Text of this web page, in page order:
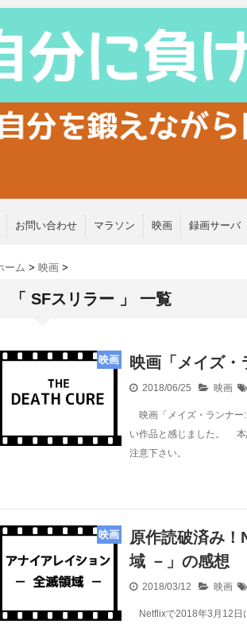
お問い合わせ マラソン 映画 録画サーバ
ーム > 映画 >
「 SFスリラー 」 一覧
映画 映画「メイズ
2018/06/25 映画
映画「メイズ・ランナー
い作品と感じました。 本
注意下さい。
映画
原作読破済み
域 －」の感想
2018/03/12 映画
Netflixで2018年3月12日